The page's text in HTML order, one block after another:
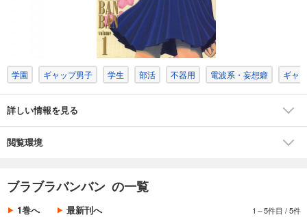
学園 ギャップ男子 学生 部活 不器用 電波系・妄想癖 ギャ
詳しい情報を見る
閲覧環境
ブラブラバンバン の一覧
1巻へ 最新刊へ 1～5件目 /5件